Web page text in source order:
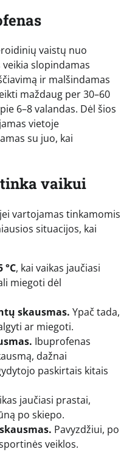
vaistų nuo
veikia slopindamas
ir malšindamas
maždaug per 30–60
6–8 valandas. Dėl šios
vietoje
su juo, kai
vaikui
vartojamas tinkamomis
situacijos, kai
°C, kai vaikas jaučiasi
miegoti dėl
skausmas. Ypač tada,
ar miegoti.
Ibuprofenas
dažnai
paskirtais kitais
jaučiasi prastai,
po skiepo.
Pavyzdžiui, po
veiklos.